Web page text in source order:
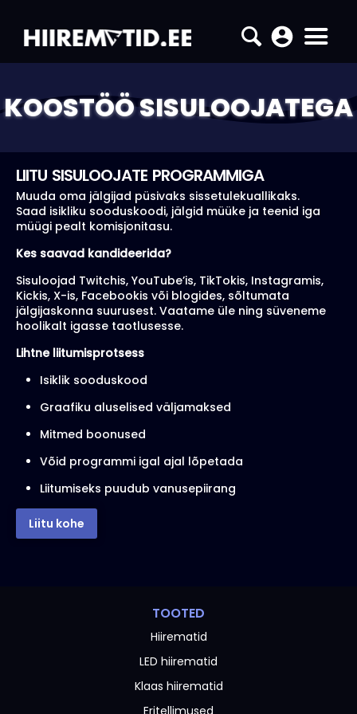
KOOSTÖÖ SISULOOJATEGA
LIITU SISULOOJATE PROGRAMMIGA
Muuda oma jälgijad püsivaks sissetulekuallikaks.
Saad isikliku sooduskoodi, jälgid müüke ja teenid iga
müügi pealt komisjonitasu.
Kes saavad kandideerida?
Sisuloojad Twitchis, YouTube’is, TikTokis, Instagramis,
Kickis, X-is, Facebookis või blogides, sõltumata
jälgijaskonna suurusest. Vaatame üle ning süveneme
hoolikalt igasse taotlusesse.
Lihtne liitumisprotsess
Isiklik sooduskood
Graafiku aluselised väljamaksed
Mitmed boonused
Võid programmi igal ajal lõpetada
Liitumiseks puudub vanusepiirang
Liitu kohe
TOOTED
Hiirematid
LED hiirematid
Klaas hiirematid
Eritellimused